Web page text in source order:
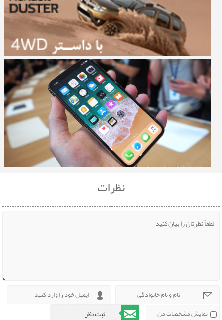
نظرات
نمایش مشخصات من